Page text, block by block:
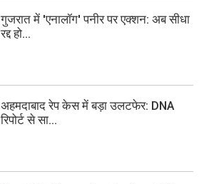
गुजरात में 'एनालॉग' पनीर पर एक्शन: अब सीधा
रद्द हो...
अहमदाबाद रेप केस में बड़ा उलटफेर: DNA
रिपोर्ट से सा...